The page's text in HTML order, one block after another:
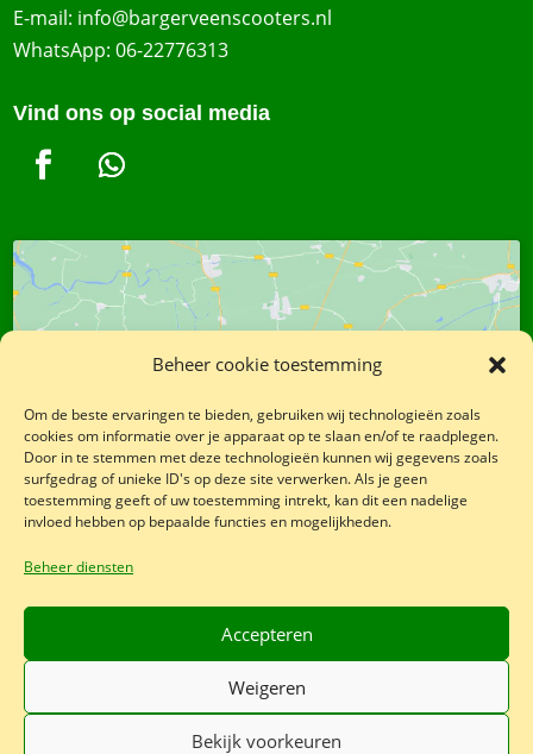
Beheer cookie toestemming
Om de beste ervaringen te bieden, gebruiken wij technologieën zoals
cookies om informatie over je apparaat op te slaan en/of te raadplegen.
Door in te stemmen met deze technologieën kunnen wij gegevens zoals
surfgedrag of unieke ID's op deze site verwerken. Als je geen
toestemming geeft of uw toestemming intrekt, kan dit een nadelige
invloed hebben op bepaalde functies en mogelijkheden.
Beheer diensten
Accepteren
Weigeren
Bekijk voorkeuren
E-mail: info@bargerveenscooters.nl
WhatsApp:06-22776313
Vind ons op social media
Klik op 'Ik ga akkoord' om Google maps in
Cookiebeleid
Ik ga akkoord
© 2026 Bargerveenscooters.nl